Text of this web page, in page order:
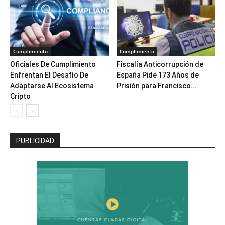
Cumplimiento
Oficiales De Cumplimiento
Enfrentan El Desafío De
Adaptarse Al Ecosistema
Cripto
Cumplimiento
Fiscalía Anticorrupción de
España Pide 173 Años de
Prisión para Francisco...
PUBLICIDAD